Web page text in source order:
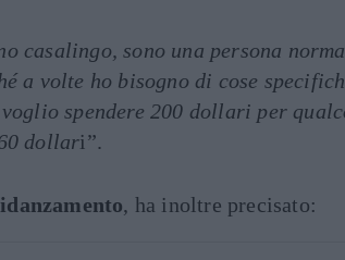
casalingo, sono una persona
a volte ho bisogno di cose
spendere 200 dollari per
dollari”.
, ha inoltre precisato: